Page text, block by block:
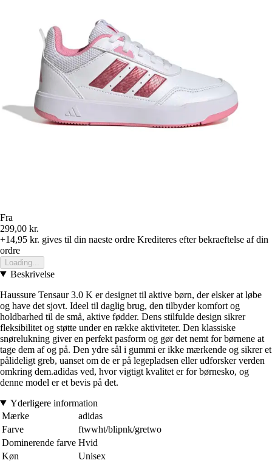
Fra
299,00 kr.
+14,95 kr. gives til din naeste ordre Krediteres efter bekraeftelse af din
ordre
Loading...
Beskrivelse
Haussure Tensaur 3.0 K er designet til aktive børn, der elsker at løbe
og have det sjovt. Ideel til daglig brug, den tilbyder komfort og
holdbarhed til de små, aktive fødder. Dens stilfulde design sikrer
fleksibilitet og støtte under en række aktiviteter. Den klassiske
snørelukning giver en perfekt pasform og gør det nemt for børnene at
tage dem af og på. Den ydre sål i gummi er ikke mærkende og sikrer et
pålideligt greb, uanset om de er på legepladsen eller udforsker verden
omkring dem.adidas ved, hvor vigtigt kvalitet er for børnesko, og
denne model er et bevis på det.
Yderligere information
Mærke
adidas
Farve
ftwwht/blipnk/gretwo
Dominerende farve Hvid
Køn
Unisex